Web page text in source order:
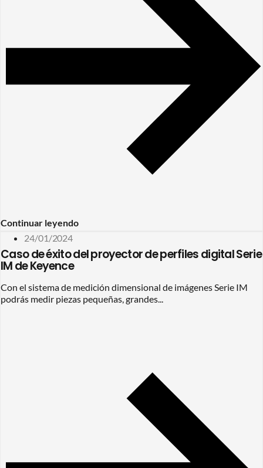
Continuar leyendo
24/01/2024
Caso de éxito del proyector de perfiles digital Serie
IM de Keyence
Con el sistema de medición dimensional de imágenes Serie IM
podrás medir piezas pequeñas, grandes...